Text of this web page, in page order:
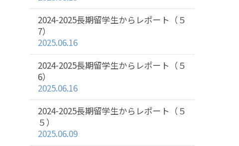
2024-2025長期留学生からレポート（５
7）
2025.06.16
2024-2025長期留学生からレポート（５
6）
2025.06.16
2024-2025長期留学生からレポート（５
５）
2025.06.09